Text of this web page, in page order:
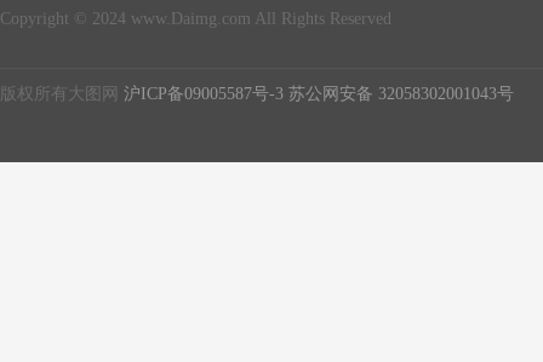
Copyright © 2024 www.Daimg.com All Rights Reserved
版权所有大图网 沪ICP备09005587号-3 苏公网安备 32058302001043号